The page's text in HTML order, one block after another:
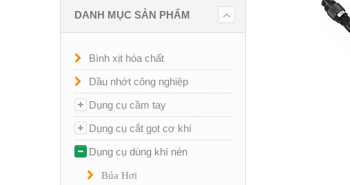
DANH MỤC SẢN PHẨM
Bình xịt hóa chất
Dầu nhớt công nghiệp
Dụng cụ cầm tay
Dụng cụ cắt gọt cơ khí
Dụng cụ dùng khí nén
Búa Hơi